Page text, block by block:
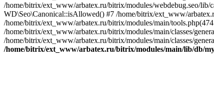
/home/bitrix/ext_www/arbatex.ru/bitrix/modules/webdebug.seo/
WD\Seo\Canonical::isAllowed() #7 /home/bitrix/ext_www/
/home/bitrix/ext_www/arbatex.ru/bitrix/modules/main/
/home/bitrix/ext_www/arbatex.ru/bitrix/modules/main/classes/
/home/bitrix/ext_www/arbatex.ru/bitrix/modules/main/classes/
/home/bitrix/ext_www/arbatex.ru/bitrix/modules/main/lib/db/